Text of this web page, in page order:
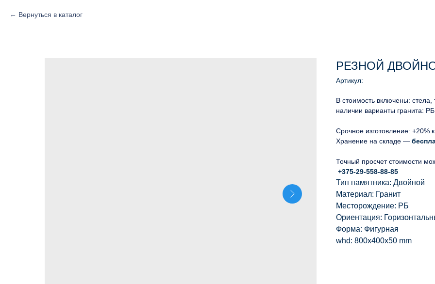
Вернуться в каталог
РЕЗНОЙ
Артикул:
В стоимость включены:
наличии варианты гранита:
Срочное изготовление: +20%
Хранение на складе —
Точный просчет стоимости
+375-29-558-88-85
Тип памятника: Двойной
Материал: Гранит
Месторождение: РБ
Ориентация:
Форма: Фигурная
whd: 800x400x50 mm